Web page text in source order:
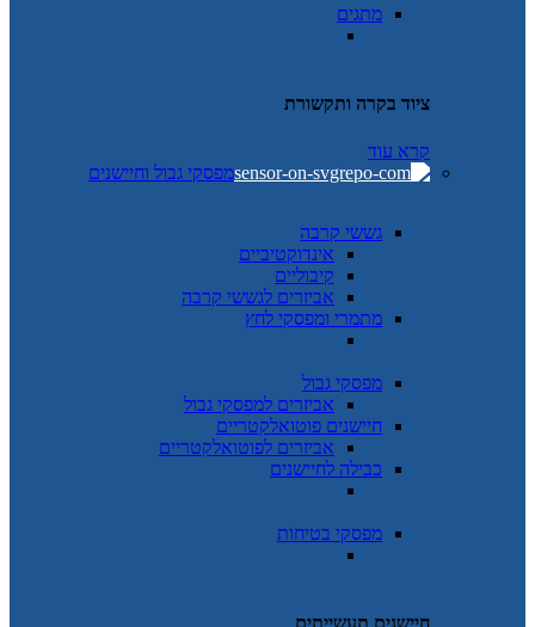
מתגים
ציוד בקרה ותקשורת
קרא עוד
מפסקי גבול וחיישנים
גששי קרבה
אינדוקטיביים
קיבוליים
אביזרים לגששי קרבה
מתמרי ומפסקי לחץ
מפסקי גבול
אביזרים למפסקי גבול
חיישנים פוטואלקטריים
אביזרים לפוטואלקטריים
כבילה לחיישנים
מפסקי בטיחות
חיישנים תעשייתים